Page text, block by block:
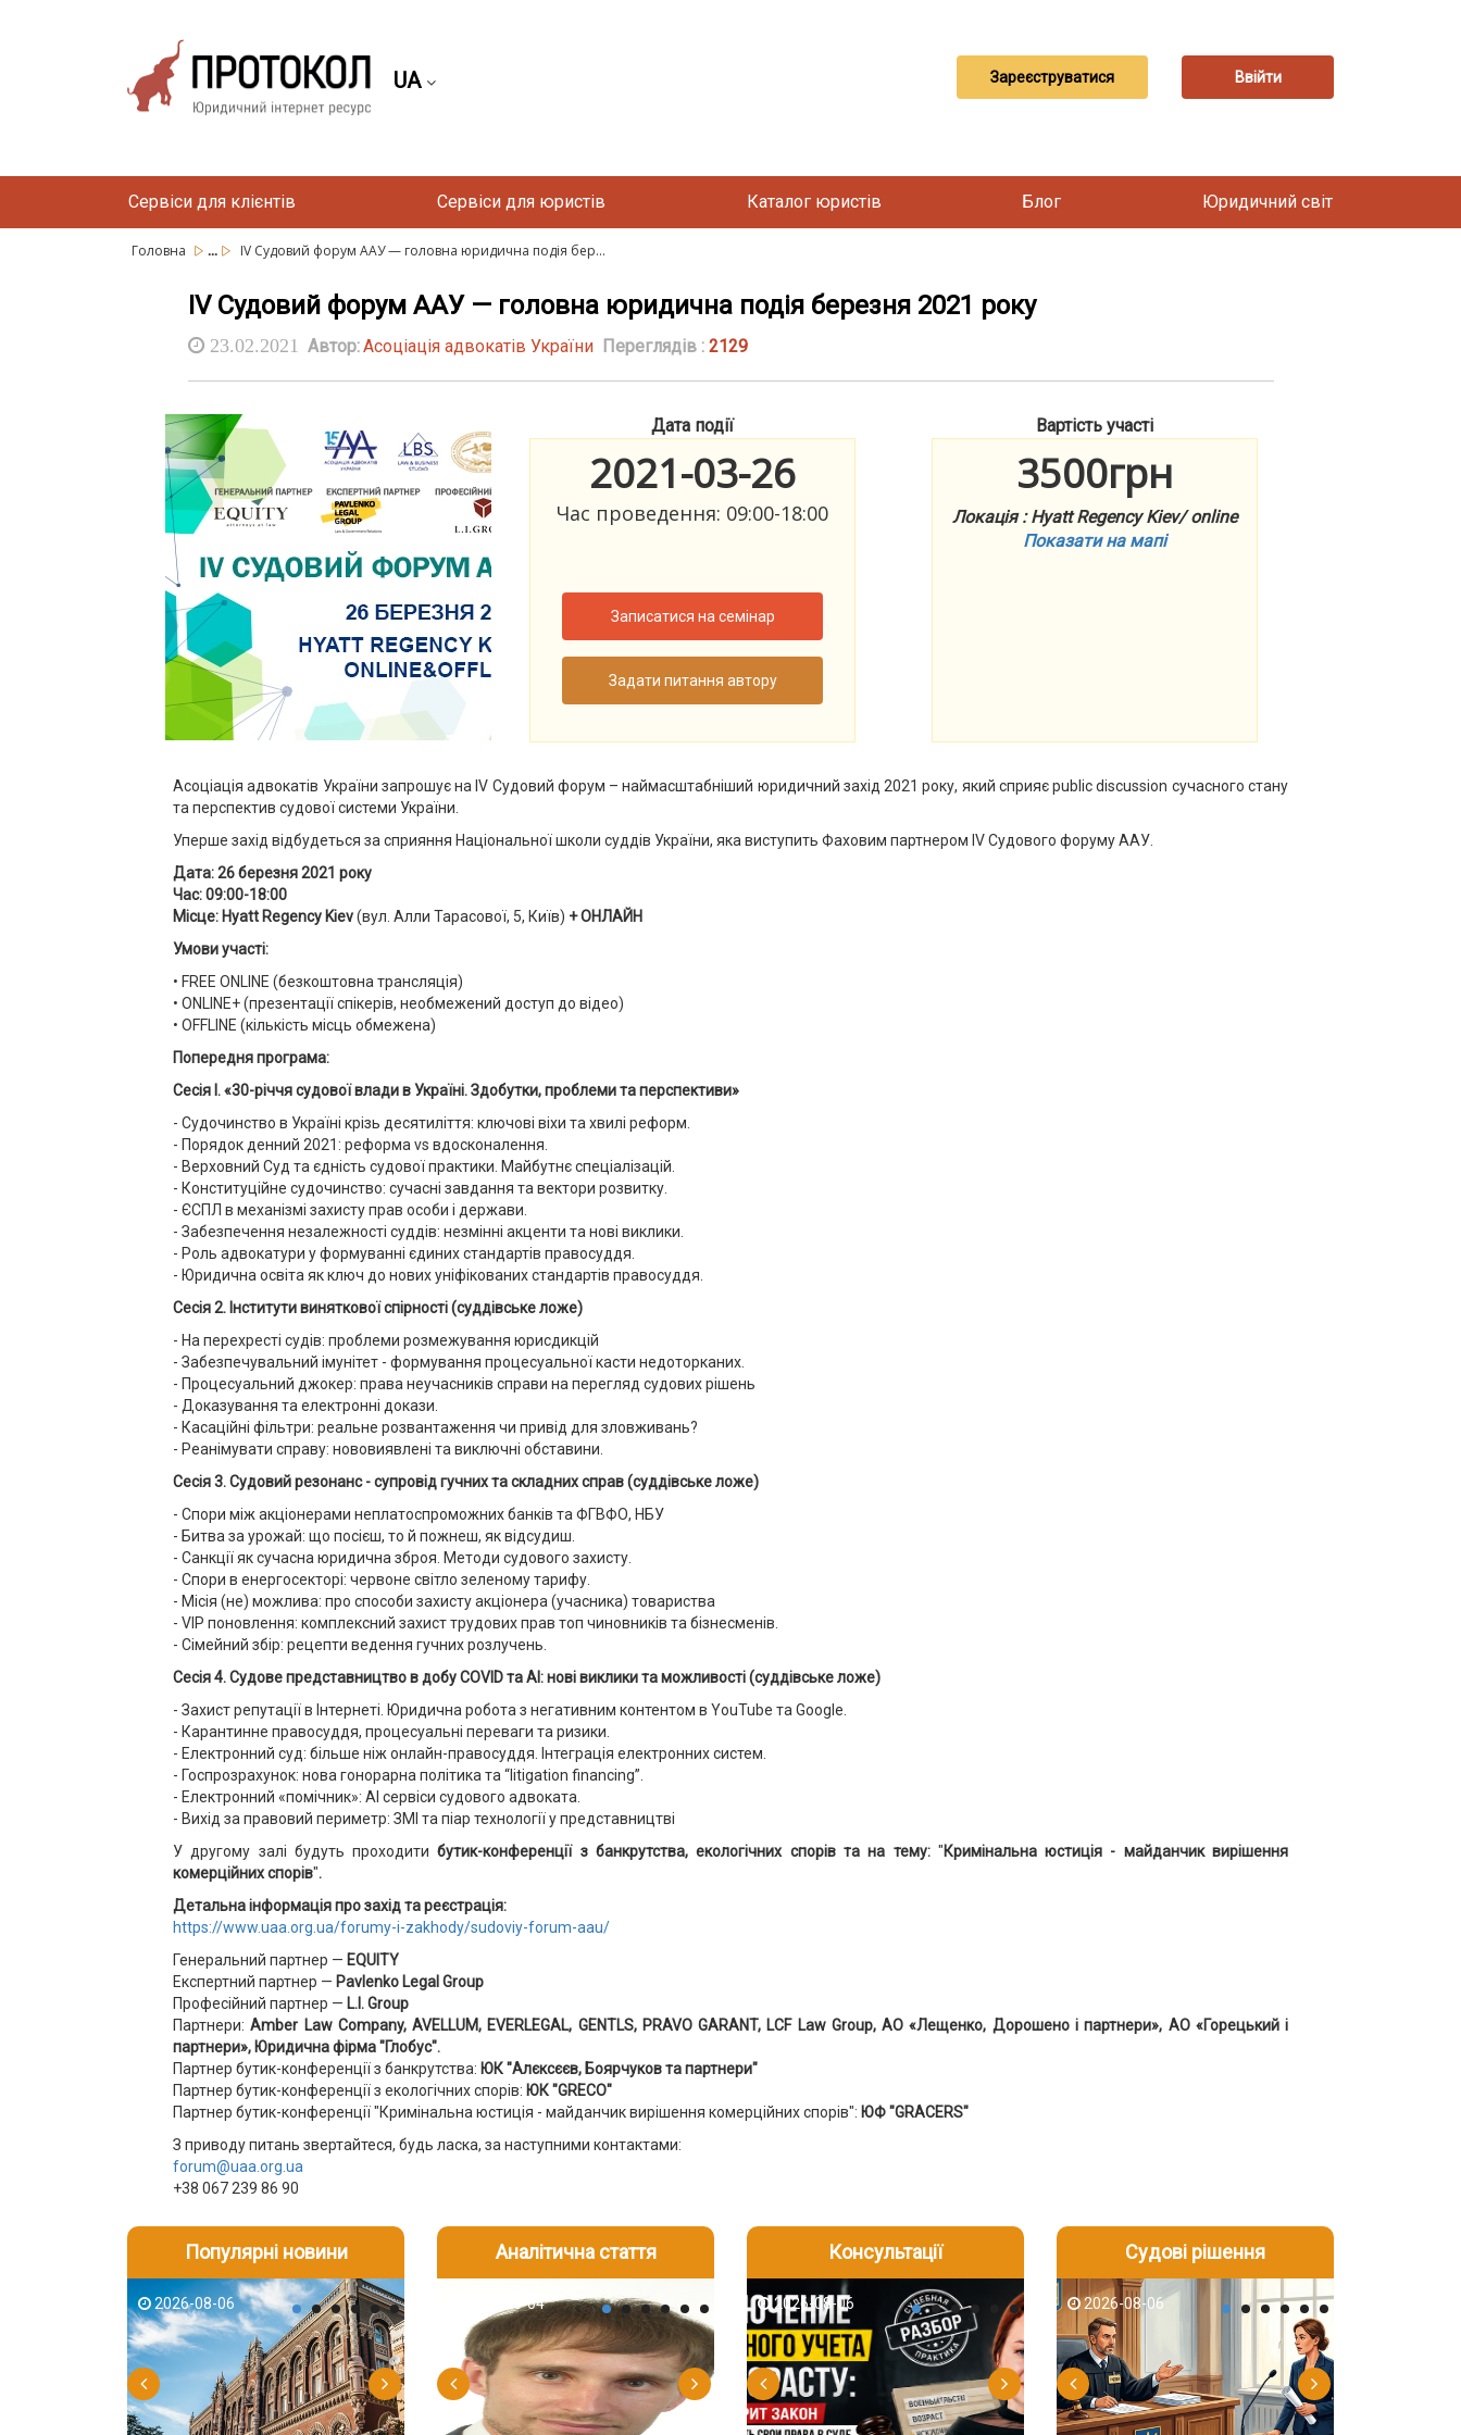
UA Зареєструватися Ввійти
Сервіси для клієнтів Сервіси для юристів Каталог юристів Блог Юридичний світ
Головна ... IV Судовий форум ААУ — головна юридична подія бер...
IV Судовий форум ААУ — головна юридична подія березня 2021 року
23.02.2021 Автор:Асоціація адвокатів України Переглядів : 2129
Дата події
2021-03-26
Час проведення: 09:00-18:00
Записатися на семінар
Задати питання автору
Вартість участі
3500грн
Локація : Hyatt Regency Kiev/ online
Показати на мапі
Асоціація адвокатів України запрошує на IV Судовий форум – наймасштабніший юридичний захід 2021 року, який сприяє public discussion сучасного стану
та перспектив судової системи України.
Уперше захід відбудеться за сприяння Національної школи суддів України, яка виступить Фаховим партнером IV Судового форуму ААУ.
Дата: 26 березня 2021 року
Час: 09:00-18:00
Місце: Hyatt Regency Kiev(вул. Алли Тарасової, 5, Київ) + ОНЛАЙН
Умови участі:
• FREE ONLINE (безкоштовна трансляція)
• ONLINE+ (презентації спікерів, необмежений доступ до відео)
• OFFLINE (кількість місць обмежена)
Попередня програма:
Сесія . «30-річчя судової влади в Україні. Здобутки, проблеми та перспективи»
- Судочинство в Україні крізь десятиліття: ключові віхи та хвилі реформ.
- Порядок денний 2021: реформа vs вдосконалення.
- Верховний Суд та єдність судової практики. Майбутнє спеціалізацій.
- Конституційне судочинство: сучасні завдання та вектори розвитку.
- ЄСПЛ в механізмі захисту прав особи і держави.
- Забезпечення незалежності суддів: незмінні акценти та нові виклики.
- Роль адвокатури у формуванні єдиних стандартів правосуддя.
- Юридична освіта як ключ до нових уніфікованих стандартів правосуддя.
Сесія 2. Інститути виняткової спірності (суддівське ложе)
- На перехресті судів: проблеми розмежування юрисдикцій
- Забезпечувальний імунітет - формування процесуальної касти недоторканих.
- Процесуальний джокер: права неучасників справи на перегляд судових рішень
- Доказування та електронні докази.
- Касаційні фільтри: реальне розвантаження чи привід для зловживань?
- Реанімувати справу: нововиявлені та виключні обставини.
Сесія 3. Судовий резонанс - супровід гучних та складних справ (суддівське ложе)
- Спори між акціонерами неплатоспроможних банків та ФГВФО, НБУ
- Битва за урожай: що посієш, то й пожнеш, як відсудиш.
- Санкції як сучасна юридична зброя. Методи судового захисту.
- Спори в енергосекторі: червоне світло зеленому тарифу.
- Місія (не) можлива: про способи захисту акціонера (учасника) товариства
- VIP поновлення: комплексний захист трудових прав топ чиновників та бізнесменів.
- Сімейний збір: рецепти ведення гучних розлучень.
Сесія 4. Судове представництво в добу COVID та АІ: нові виклики та можливості (суддівське ложе)
- Захист репутації в Інтернеті. Юридична робота з негативним контентом в YouTube та Google.
- Карантинне правосуддя, процесуальні переваги та ризики.
- Електронний суд: більше ніж онлайн-правосуддя. Інтеграція електронних систем.
- Госпрозрахунок: нова гонорарна політика та “litigation financing”.
- Електронний «помічник»: АІ сервіси судового адвоката.
- Вихід за правовий периметр: ЗМІ та піар технології у представництві
У другому залі будуть проходитибутик-конференції з банкрутства, екологічних спорів та на тему: "Кримінальна юстиція - майданчик вирішення
комерційних спорів".
Детальнаінформація про захід та реєстрація:
https://www.uaa.org.ua/forumy-i-zakhody/sudoviy-forum-aau/
Генеральний партнер — EQUITY
Експертний партнер — Pavlenko Legal Group
Професійний партнер — L. .Group
Партнери:Amber Law Company,AVELLUM, EVERLEGAL, GENTLS, PRAVO GARANT, LCF Law Group, АО «Лещенко, Дорошено і партнери», АО «Горецький і
партнери», Юридична фірма "Глобус".
Партнер бутик-конференції з банкрутства: ЮК "Алєксєєв, Боярчуков та партнери"
Партнер бутик-конференції з екологічних спорів: ЮК "GRECO"
Партнер бутик-конференції "Кримінальна юстиція - майданчик вирішення комерційних спорів": ЮФ "GRACERS"
З приводу питань звертайтеся, будь ласка, за наступними контактами:
forum@uaa.org.ua
+38 067 239 86 90
Популярні новини
2026-08-06 2026-08-06 2026-08-05 2026-08-05
Аналітична стаття
2026-08-03 2026-08-04 2026-08-04 2026-08-03 2026-08-03
Консультації
2026-08-05 2026-08-06 2026-08-06 2026-08-06
Судові рішення
2026-07-30 2026-08-06